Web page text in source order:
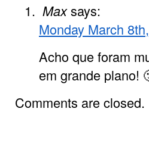
Maxsays:
Monday March
Acho que foram
em grande plano!
Comments are closed.